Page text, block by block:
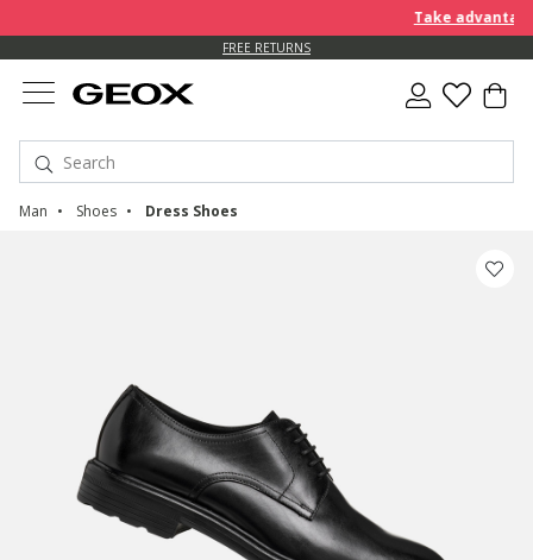
Take
FREE RETURNS
Man Shoes Dress Shoes